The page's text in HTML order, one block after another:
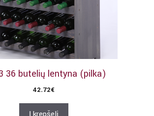
36 butelių lentyna (pilka)
42.72€